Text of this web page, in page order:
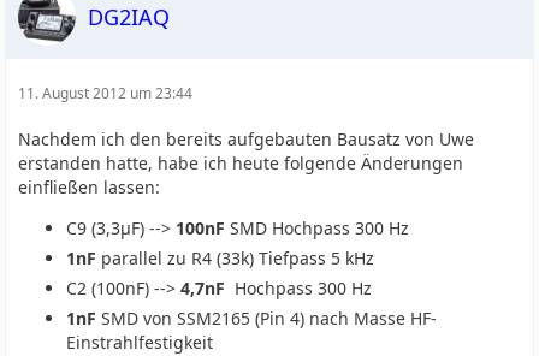
DG2IAQ
11. August 2012 um 23:44
Nachdem ich den bereits aufgebauten Bausatz von Uwe
erstanden hatte, habe ich heute folgende Änderungen
einfließen lassen:
C9 (3,3µF) --> 100nF SMD Hochpass 300 Hz
1nF parallel zu R4 (33k) Tiefpass 5 kHz
C2 (100nF) -->4,7nF Hochpass 300 Hz
1nF SMD von SSM2165 (Pin 4) nach Masse HF-
Einstrahlfestigkeit